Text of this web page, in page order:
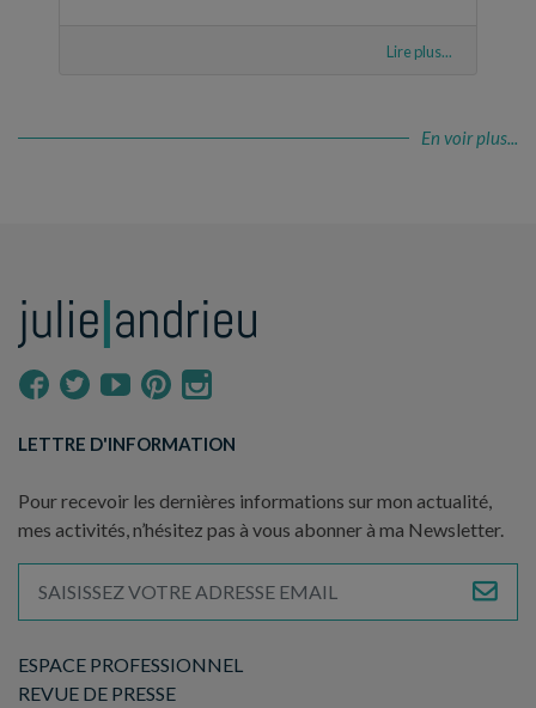
Lire plus...
En voir plus...
ESPACE PROFESSIONNEL
REVUE DE PRESSE
LETTRE D'INFORMATION
Pour recevoir les dernières informations sur mon actualité,
mes activités, n’hésitez pas à vous abonner à ma Newsletter.